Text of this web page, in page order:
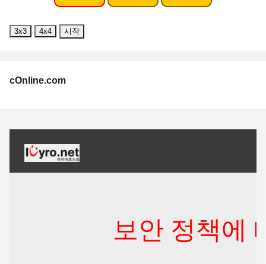
3x3 4x4 시작
cOnline.com